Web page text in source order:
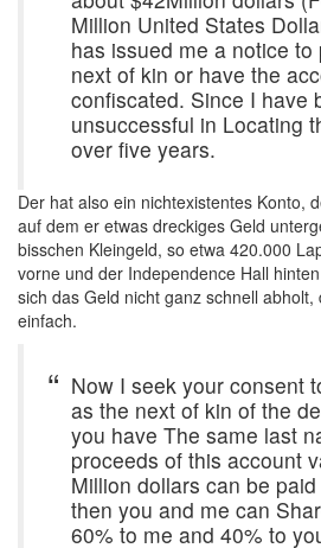
Million United States
has issued me a notice to
next of kin or have the
confiscated. Since I have
unsuccessful in Locating
over five years.
Der hat also ein nichtexistentes Konto,
auf dem er etwas dreckiges Geld
bisschen Kleingeld, so etwa 420.000
vorne und der Independence Hall
sich das Geld nicht ganz schnell
einfach.
Now I seek your consent
as the next of kin of the
you have The same last
proceeds of this account
Million dollars can be
then you and me can
60% to me and 40% to